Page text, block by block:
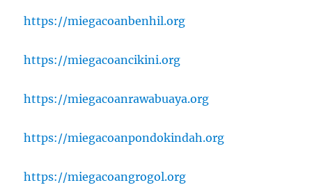
https://miegacoanbenhil.org
https://miegacoancikini.org
https://miegacoanrawabuaya.org
https://miegacoanpondokindah.org
https://miegacoangrogol.org